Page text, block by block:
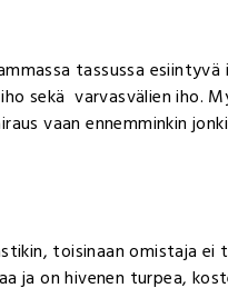
tassussa esiintyvä
sekä varvasvälien iho.
vaan ennemminkin
toisinaan omistaja ei
ja on hivenen turpea,